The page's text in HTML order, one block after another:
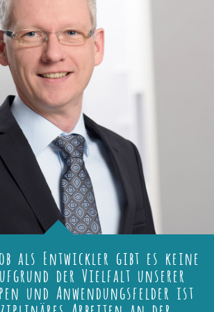
als Entwickler gibt es keine
der Vielfalt unserer
und Anwendungsfelder ist